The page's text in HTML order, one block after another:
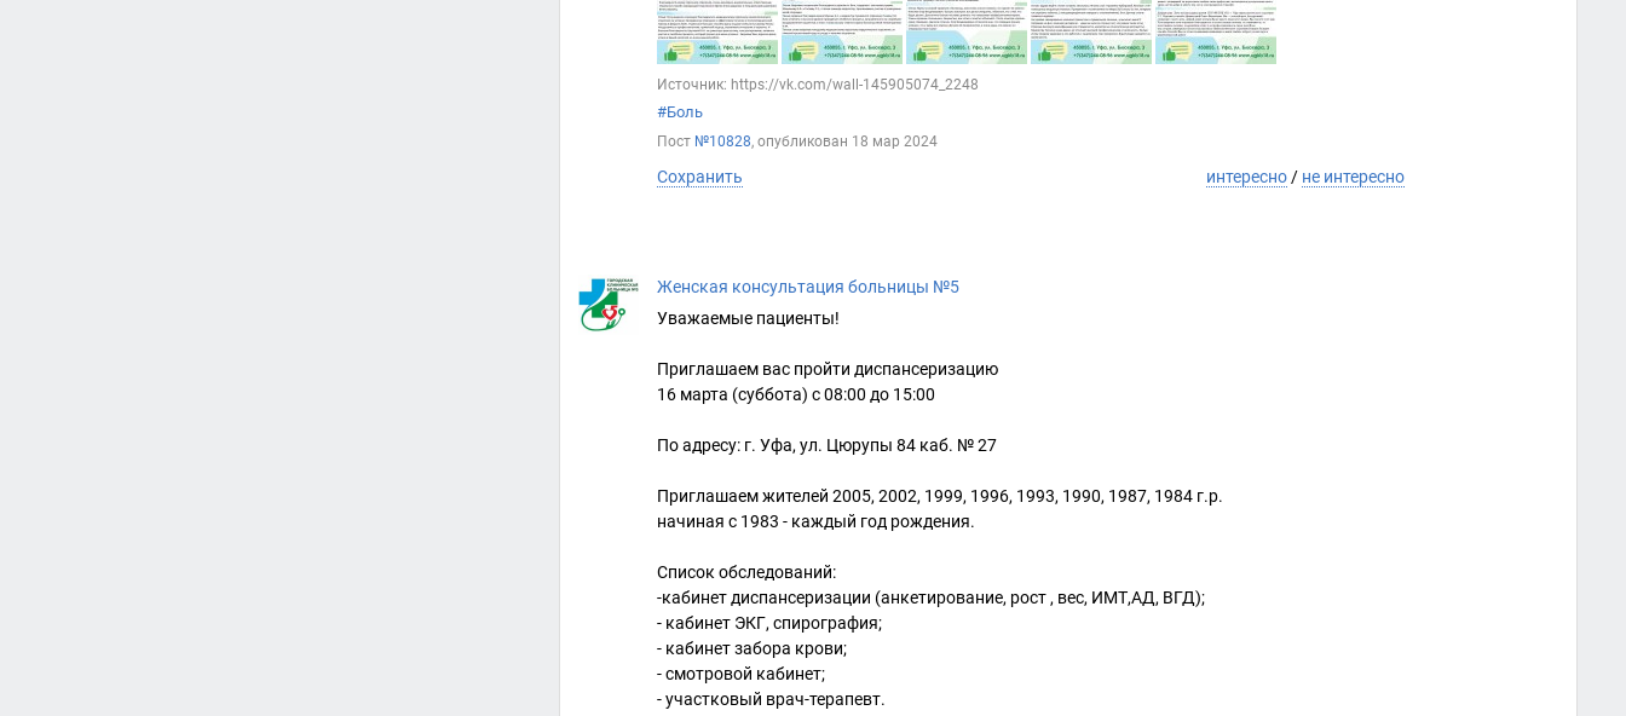
Источник: https://vk.com/wall-145905074_2248
#Боль
Пост №10828, опубликован 18 мар 2024
Сохранить интересно / не интересно
Женская консультация больницы №5
Уважаемые пациенты!
Приглашаем вас пройти диспансеризацию
16 марта (суббота) с 08:00 до 15:00
По адресу: г. Уфа, ул. Цюрупы 84 каб. № 27
Приглашаем жителей 2005, 2002, 1999, 1996, 1993, 1990, 1987, 1984 г.р.
начиная с 1983 - каждый год рождения.
Список обследований:
-кабинет диспансеризации (анкетирование, рост , вес, ИМТ,АД, ВГД);
- кабинет ЭКГ, спирография;
- кабинет забора крови;
- смотровой кабинет;
- участковый врач-терапевт.